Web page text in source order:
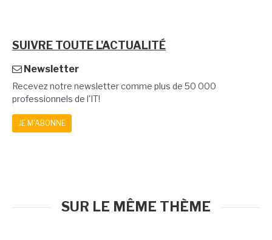
SUIVRE TOUTE L'ACTUALITÉ
Newsletter
Recevez notre newsletter comme plus de 50 000
professionnels de l'IT!
JE M'ABONNE
SUR LE MÊME THÈME